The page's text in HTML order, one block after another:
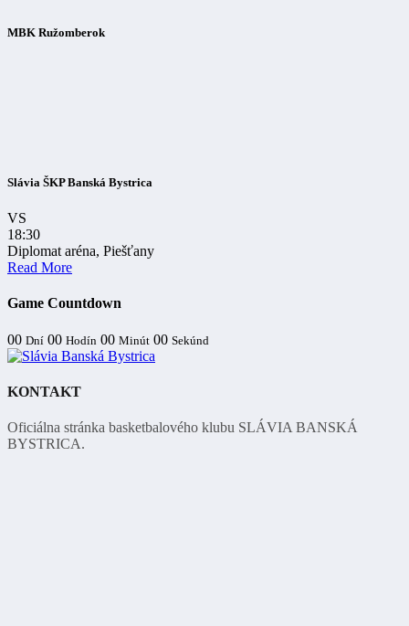
MBK Ružomberok
Slávia ŠKP Banská Bystrica
VS
18:30
Diplomat aréna, Piešťany
Read More
Game Countdown
00 Dní 00 Hodín 00 Minút 00 Sekúnd
KONTAKT
Oficiálna stránka basketbalového klubu SLÁVIA BANSKÁ
BYSTRICA.